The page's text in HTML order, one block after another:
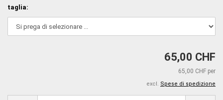
taglia:
65,00 CHF
65,00 CHF per
excl. Spese di spedizione